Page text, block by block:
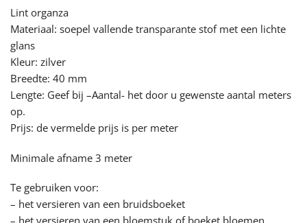
Lint organza
Materiaal: soepel vallende transparante stof met een lichte
glans
Kleur: zilver
Breedte: 40 mm
Lengte: Geef bij –Aantal- het door u gewenste aantal meters
op.
Prijs: de vermelde prijs is per meter
Minimale afname 3 meter
Te gebruiken voor:
– het versieren van een bruidsboeket